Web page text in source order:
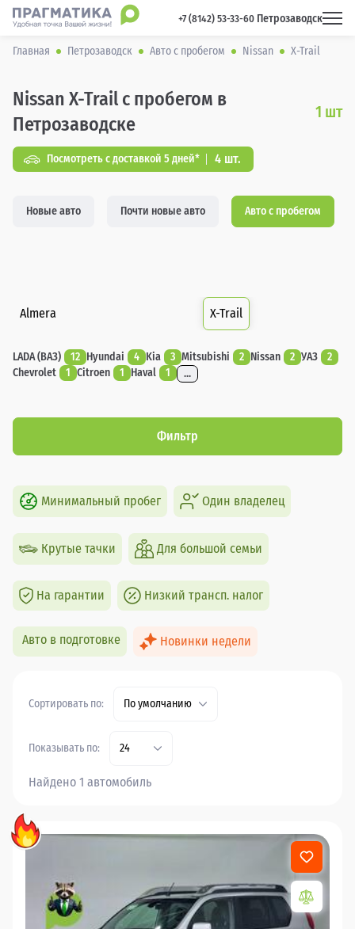
+7 (8142) 53-33-60 Петрозаводск
Главная Петрозаводск Авто с пробегом Nissan X-Trail
Nissan X-Trail с пробегом в
Петрозаводске
1 шт
Посмотреть с доставкой 5 дней* 4 шт.
Новые авто Почти новые авто Авто с пробегом
Almera X-Trail
LADA (ВАЗ) 12 Hyundai 4 Kia 3 Mitsubishi 2 Nissan 2 УАЗ
2
Chevrolet
1 Citroen 1 Haval 1 ...
Фильтр
Минимальный пробег Один владелец
Крутые тачки Для большой семьи
На гарантии Низкий трансп. налог
Авто в подготовке Новинки недели
Сортировать по: По умолчанию
Показывать по: 24
Найдено 1 автомобиль